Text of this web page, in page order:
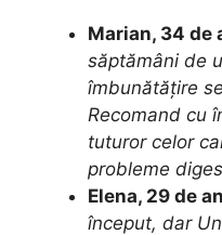
Marian, 34 de
săptămâni de
îmbunătățire
Recomand cu
tuturor celor
probleme
Elena, 29 de
început, dar